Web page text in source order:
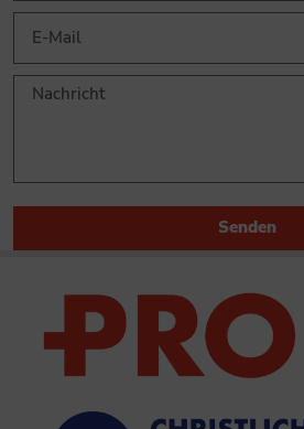
Senden